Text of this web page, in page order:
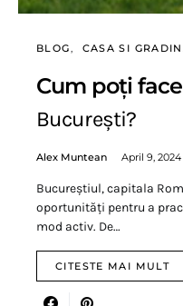
BLOG CASA SI
Cum poți
București?
Alex Muntean April 9, 2024
Bucureștiul, capitala
oportunități pentru a
mod activ. De…
CITESTE MAI MULT